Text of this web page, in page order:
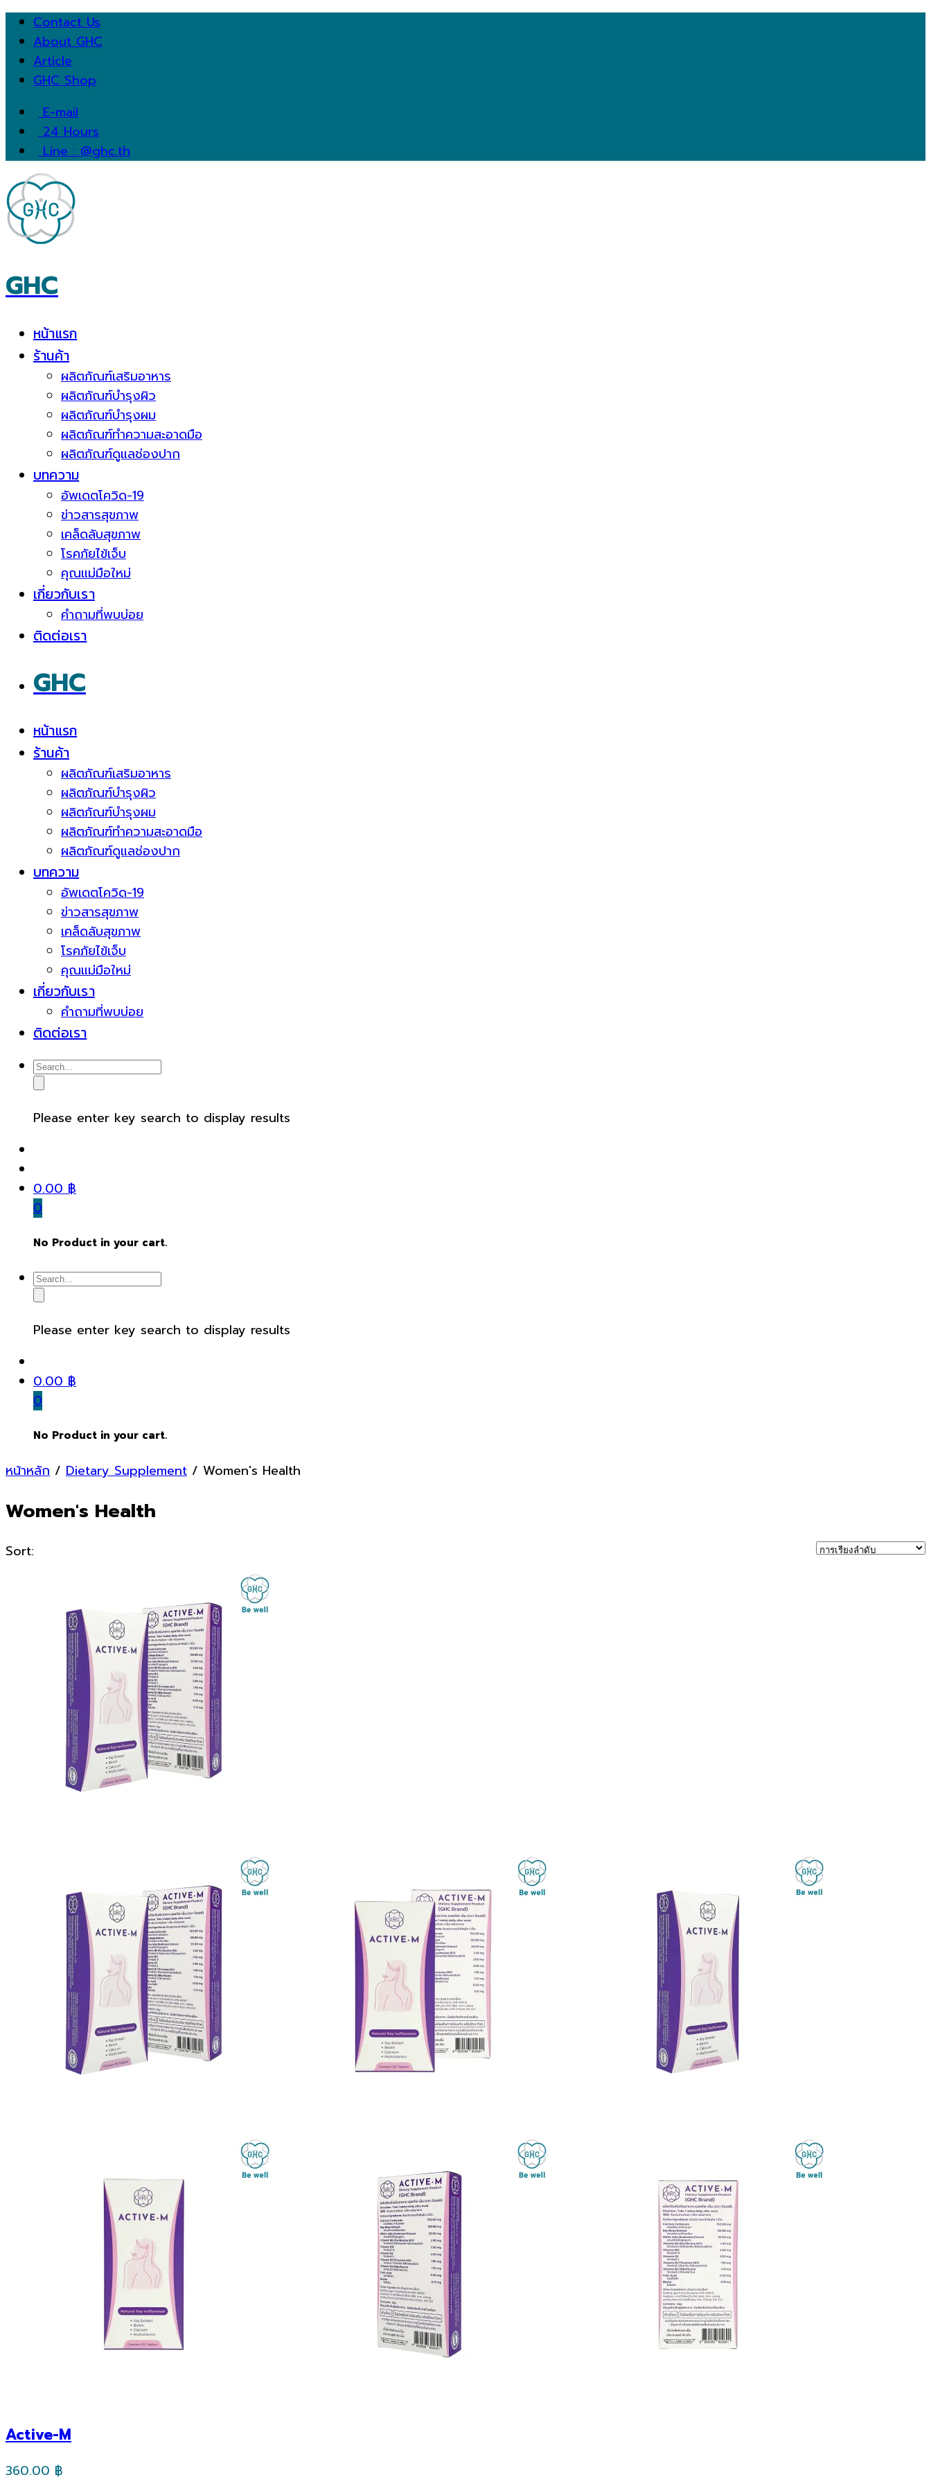
Contact Us
About GHC
Article
GHC Shop
E-mail
24 Hours
Line : @ghc.th
GHC
หน้าแรก
ร้านค้า
ผลิตภัณฑ์เสริมอาหาร
ผลิตภัณฑ์บำรุงผิว
ผลิตภัณฑ์บำรุงผม
ผลิตภัณฑ์ทำความสะอาดมือ
ผลิตภัณฑ์ดูแลช่องปาก
บทความ
อัพเดตโควิด-19
ข่าวสารสุขภาพ
เคล็ดลับสุขภาพ
โรคภัยไข้เจ็บ
คุณแม่มือใหม่
เกี่ยวกับเรา
คำถามที่พบบ่อย
ติดต่อเรา
GHC
หน้าแรก
ร้านค้า
ผลิตภัณฑ์เสริมอาหาร
ผลิตภัณฑ์บำรุงผิว
ผลิตภัณฑ์บำรุงผม
ผลิตภัณฑ์ทำความสะอาดมือ
ผลิตภัณฑ์ดูแลช่องปาก
บทความ
อัพเดตโควิด-19
ข่าวสารสุขภาพ
เคล็ดลับสุขภาพ
โรคภัยไข้เจ็บ
คุณแม่มือใหม่
เกี่ยวกับเรา
คำถามที่พบบ่อย
ติดต่อเรา
Please enter key search to display results
0.00฿
0
No Product in your cart.
Please enter key search to display results
0.00฿
0
No Product in your cart.
หน้าหลัก / Dietary Supplement / Women's Health
Women's Health
Sort:
Active-M
360.00 ฿